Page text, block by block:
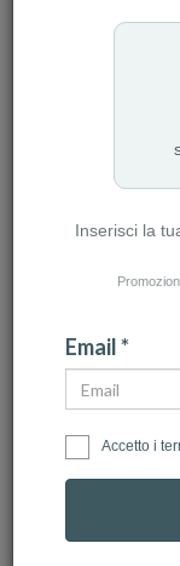
NUMERO
UNOAERRE
Fede
Larga Oro
Inserisci la
Email *
Accetto i